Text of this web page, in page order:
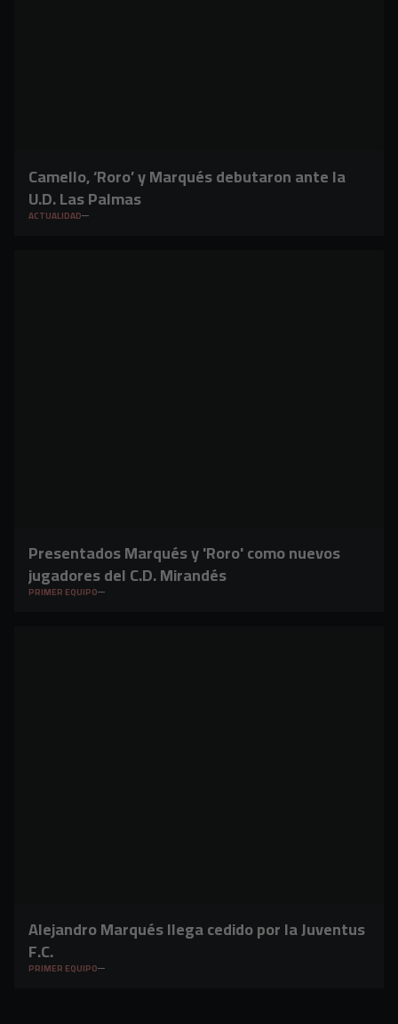
Camello, ‘Roro’ y Marqués debutaron ante la
U.D. Las Palmas
ACTUALIDAD
Presentados Marqués y 'Roro' como nuevos
jugadores del C.D. Mirandés
PRIMER EQUIPO
Alejandro Marqués llega cedido por la Juventus
F.C.
PRIMER EQUIPO